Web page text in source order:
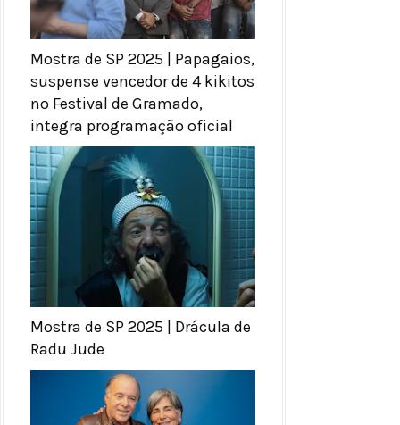
Mostra de SP 2025 | Papagaios,
suspense vencedor de 4 kikitos
no Festival de Gramado,
integra programação oficial
Mostra de SP 2025 | Drácula de
Radu Jude